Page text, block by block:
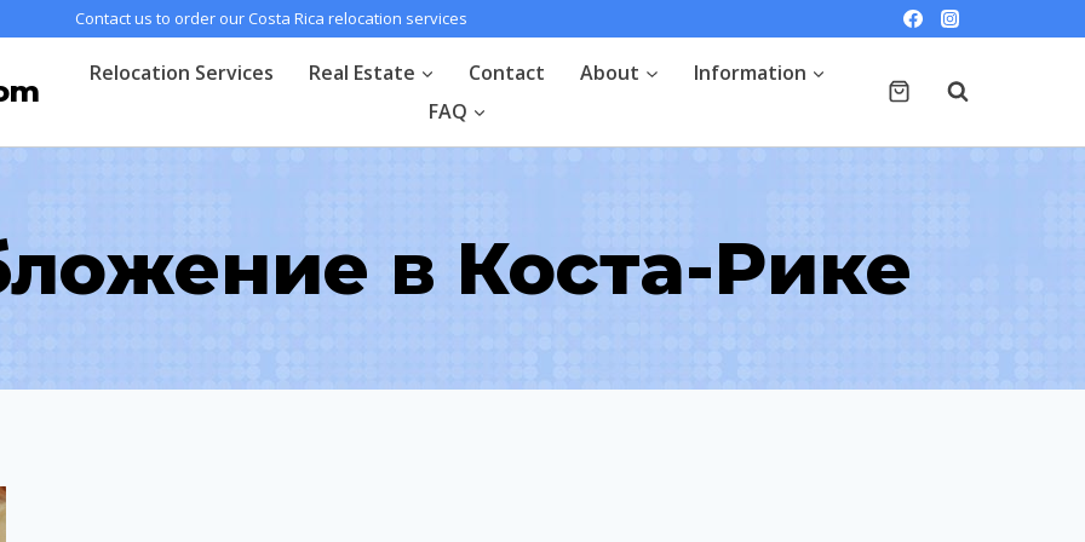
Contact us to order our Costa Rica relocation services
Relocation Services Real Estate Contact About
Information
FAQ
в Коста-Рике